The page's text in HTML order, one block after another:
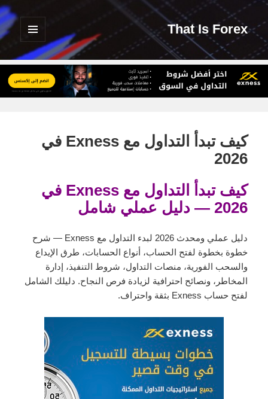
That Is Forex
القائمة
والودجات
كيف تبدأ التداول مع Exness في
2026
كيف تبدأ التداول معExness في
2026 — دليل عملي شامل
دليل عملي ومحدث 2026 لبدء التداول مع Exness — شرح
خطوة بخطوة لفتح الحساب، أنواع الحسابات، طرق الإيداع
والسحب الفورية، منصات التداول، شروط التنفيذ، إدارة
المخاطر، ونصائح احترافية لزيادة فرص النجاح. دليلك الشامل
لفتح حساب Exness بثقة واحتراف.